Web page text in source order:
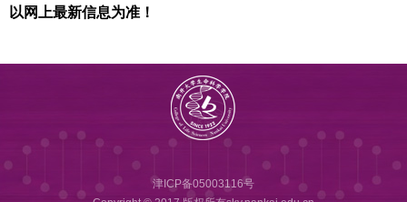
以网上最新信息为准！
津ICP备05003116号